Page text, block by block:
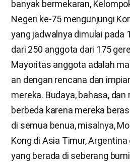
banyak bermekaran,
Negeri ke-75 mengunjungi
yang jadwalnya dimulai pada
dari 250 anggota dari 175
Mayoritas anggota adalah
an dengan rencana dan
mereka. Budaya, bahasa,
berbeda karena mereka
di semua benua, misalnya,
Kong di Asia Timur,
yang berada di seberang